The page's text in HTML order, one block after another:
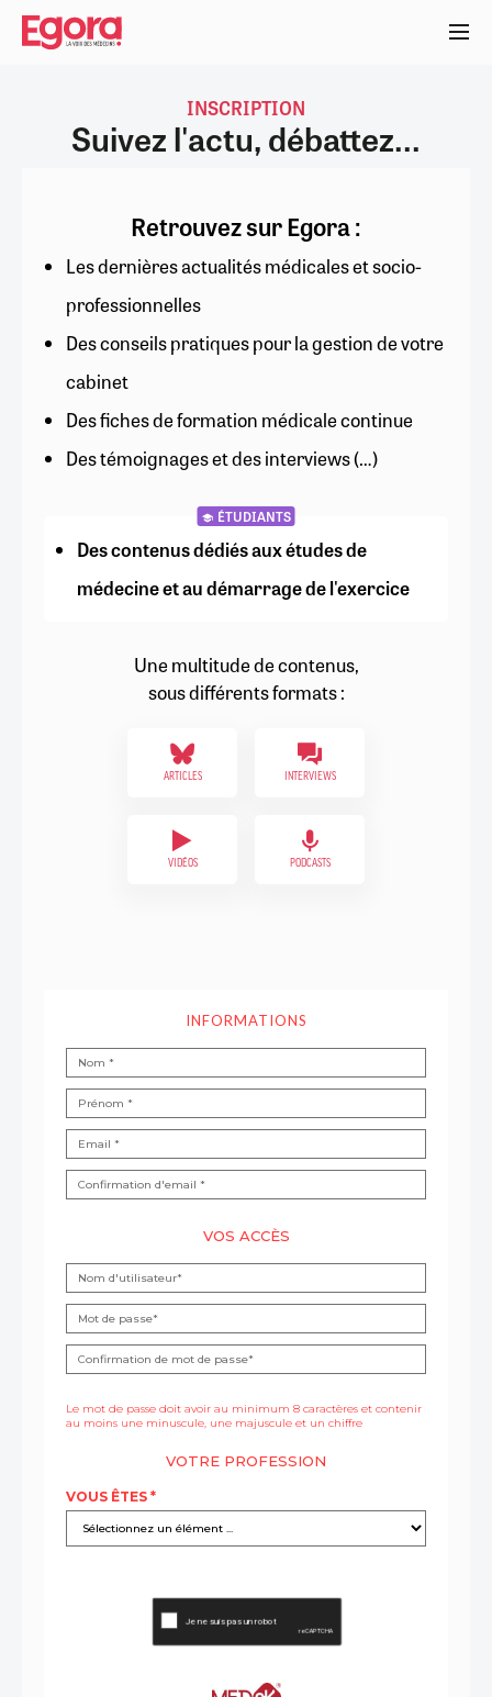
Aller
contenu
INSCRIPTION
Suivez l'actu, débattez...
Retrouvez sur Egora :
Les dernières actualités médicales et socio-
professionnelles
Des conseils pratiques pour la gestion de votre
cabinet
Des fiches de formation médicale continue
Des témoignages et des interviews (…)
ÉTUDIANTS
Des contenus dédiés aux études de
médecine et au démarrage de l'exercice
Une multitude de contenus,
sous différents formats :
ARTICLES INTERVIEWS
VIDÉOS PODCASTS